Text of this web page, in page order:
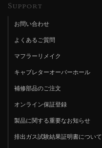
Support
お問い合わせ
よくあるご質問
マフラーリメイク
キャブレターオーバーホール
補修部品のご注文
オンライン保証登録
製品に関する重要なお知らせ
排出ガス試験結果証明書について